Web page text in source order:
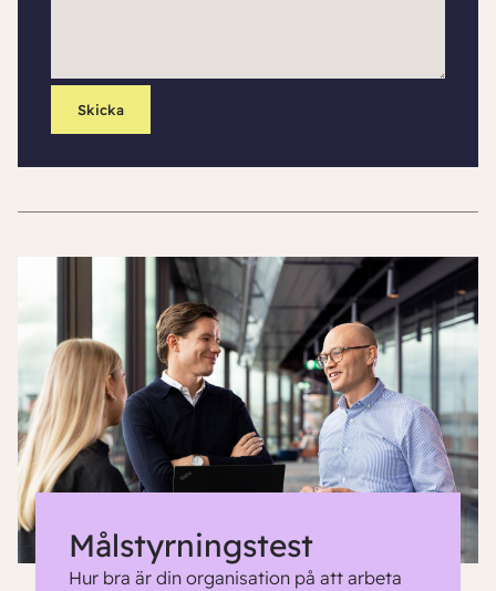
Målstyrningstest
Hur bra är din organisation på att arbeta